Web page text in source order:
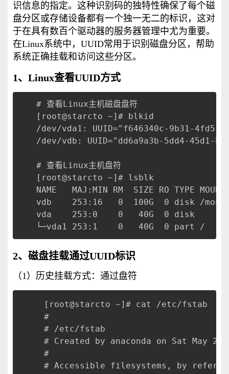
识信息的指定。这种识别码的独特性确保了每个磁
盘分区或存储设备都有一个独一无二的标识，这对
于在具有数百个驱动器的服务器管理中尤为重要。
在Linux系统中，UUID常用于识别磁盘分区，帮助
系统正确挂载和访问这些分区。
1、Linux查看UUID方式
# 查看Linux主机磁盘盘符
[root@starcto ~]# blkid
/dev/vda1: UUID="f646340c-9b31-4fd5-
/dev/vdb: UUID="dd6a9a3b-5dd4-45d1-
# 查看Linux主机盘符
[root@starcto ~]# lsblk
NAME   MAJ:MIN RM  SIZE RO TYPE
vdb    253:16   0  100G  0 disk /
vda    253:0    0   40G  0 disk
└─vda1 253:1    0   40G  0 part /
2、磁盘挂载通过UUID标识
（1）历史挂载方式：通过盘符
[root@starcto ~]# cat /etc/fstab
#
# /etc/fstab
# Created by anaconda on Sat May 25
#
# Accessible filesystems, by